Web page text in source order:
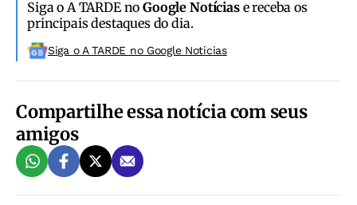
Siga o A TARDE noGoogle Notíciase receba os
principais destaques do dia.
Siga o A TARDE no Google Noticias
Compartilhe essa notícia com seus
amigos